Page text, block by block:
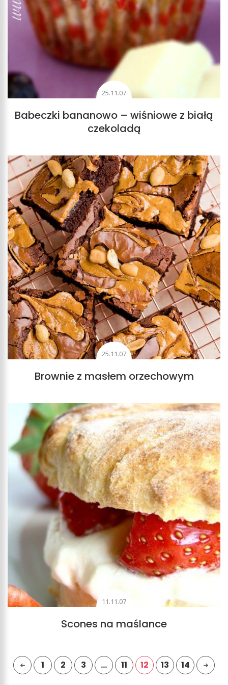
25.11.07
Babeczki bananowo – wiśniowe z białą
czekoladą
25.11.07
Brownie z masłem orzechowym
11.11.07
Scones na maślance
1 2 3 … 11 12 13 14